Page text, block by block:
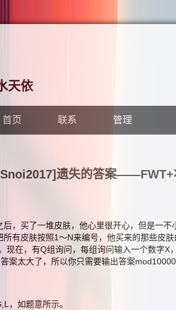
天依
首页 联系 管理
遗失的答案——FWT+
后，买了一堆皮肤，他心里很开心，但是一
所有皮肤按照1～N来编号，他买来的那些皮
现在，有Q组询问，每组询问输入一个数字X
案太大了，所以你只需要输出答案
，如题意所示。